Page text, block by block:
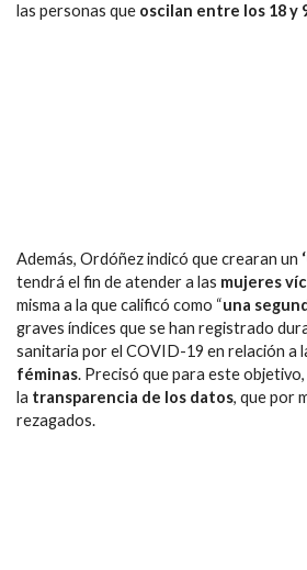
las personas que oscilan entre los 18 y
Además, Ordóñez indicó que crearan un
tendrá el fin de atender a las mujeres
misma a la que calificó como “una
graves índices que se han registrado
sanitaria por el COVID-19 en relación a
féminas. Precisó que para este
la transparencia de los datos, que por
rezagados.